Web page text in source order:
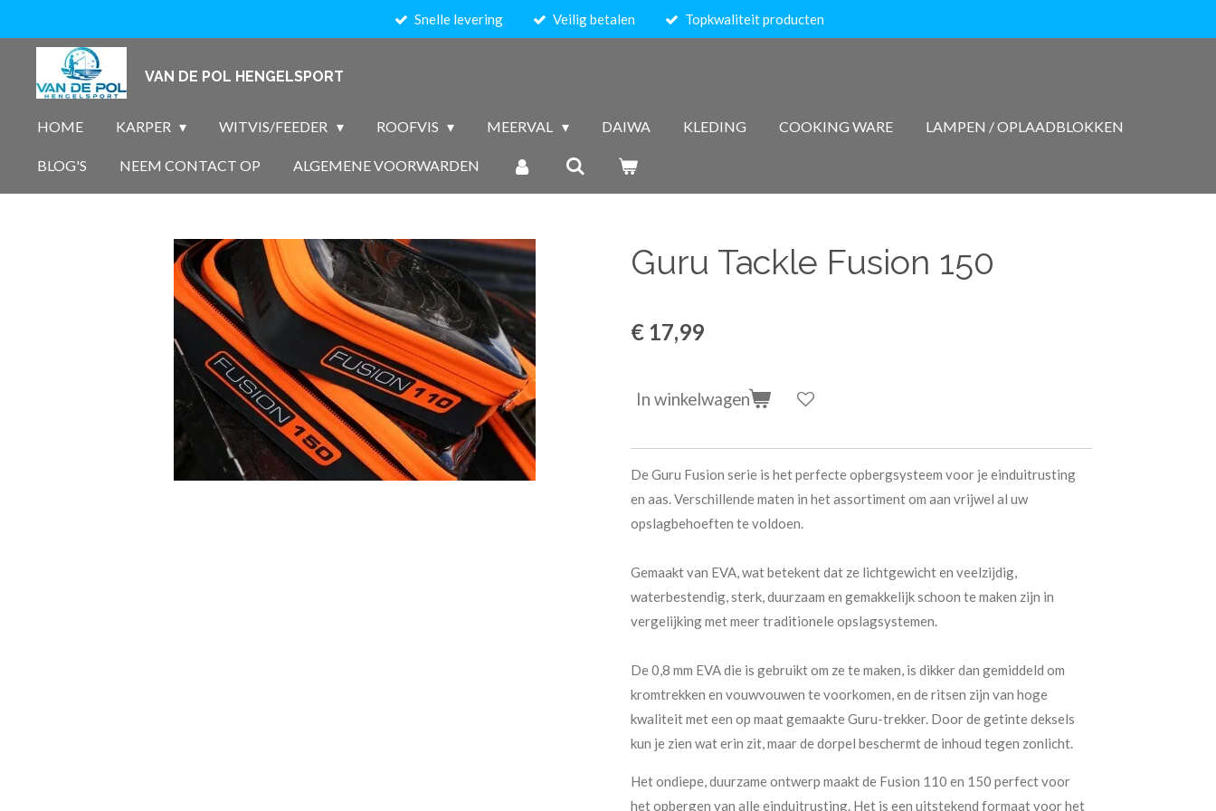
direct
Snelle levering Veilig betalen Topkwaliteit producten
VAN DE POL HENGELSPORT
HOME KARPER WITVIS/FEEDER ROOFVIS MEERVAL DAIWA KLEDING COOKING WARE LAMPEN / OPLAADBLOKKEN
BLOG'S NEEM CONTACT OP ALGEMENE VOORWARDEN
Guru Tackle Fusion 150
€ 17,99
In winkelwagen
De Guru Fusion serie is het perfecte opbergsysteem voor je einduitrusting
en aas. Verschillende maten in het assortiment om aan vrijwel al uw
opslagbehoeften te voldoen.
Gemaakt van EVA, wat betekent dat ze lichtgewicht en veelzijdig,
waterbestendig, sterk, duurzaam en gemakkelijk schoon te maken zijn in
vergelijking met meer traditionele opslagsystemen.
De 0,8 mm EVA die is gebruikt om ze te maken, is dikker dan gemiddeld om
kromtrekken en vouwvouwen te voorkomen, en de ritsen zijn van hoge
kwaliteit met een op maat gemaakte Guru-trekker. Door de getinte deksels
kun je zien wat erin zit, maar de dorpel beschermt de inhoud tegen zonlicht.
Het ondiepe, duurzame ontwerp maakt de Fusion 110 en 150 perfect voor
het opbergen van alle einduitrusting. Het is een uitstekend formaat voor het